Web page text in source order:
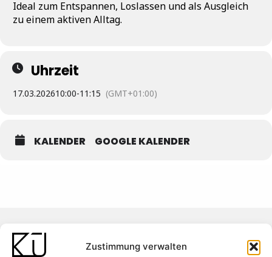
Zustimmung verwalten
Ideal zum Entspannen, Loslassen und als Ausgleich
zu einem aktiven Alltag.
Uhrzeit
17.03.202610:00-11:15 (GMT+01:00)
KALENDER GOOGLE KALENDER